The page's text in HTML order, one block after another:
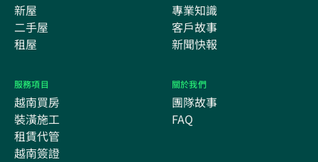
新屋
二手屋
租屋
專業知識
客戶故事
新聞快報
服務項目
越南買房
裝潢施工
租賃代管
越南簽證
關於我們
團隊故事
FAQ